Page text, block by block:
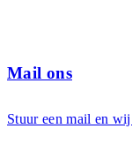
Mail ons
Stuur een mail en